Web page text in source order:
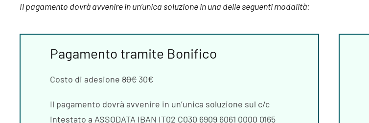
Il pagamento dovrà avvenire in un’unica soluzione in una delle seguenti modalità:
Pagamento tramite Bonifico
Costo di adesione 80€ 30€
Il pagamento dovrà avvenire in un’unica soluzione sul c/c
intestato a ASSODATA IBAN IT02 C030 6909 6061 0000 0165